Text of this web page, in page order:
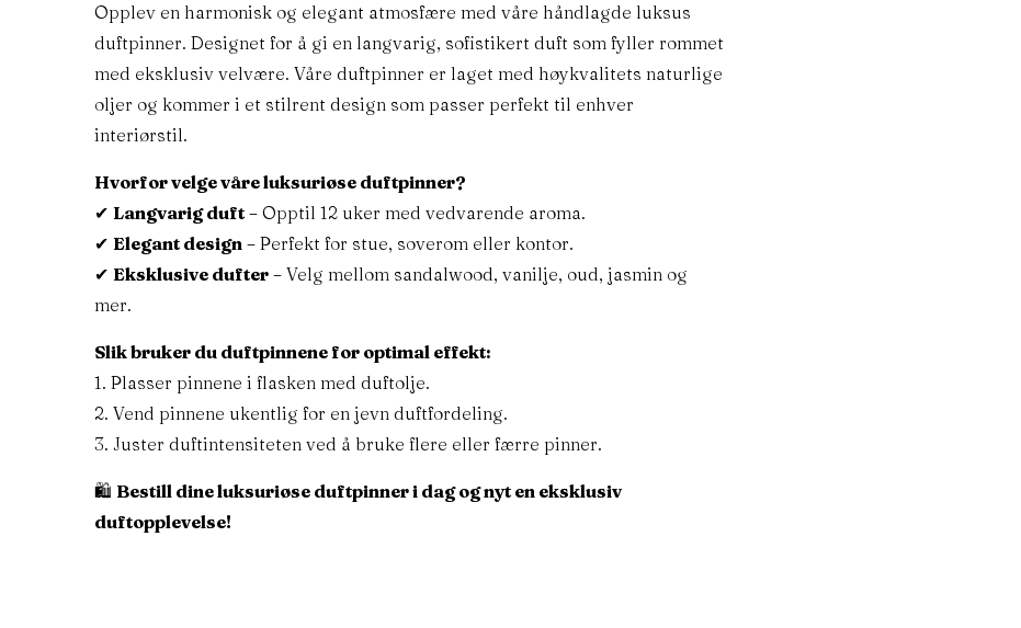
Opplev en harmonisk og elegant atmosfære med våre håndlagde luksus
duftpinner. Designet for å gi en langvarig, sofistikert duft som fyller rommet
med eksklusiv velvære. Våre duftpinner er laget med høykvalitets naturlige
oljer og kommer i et stilrent design som passer perfekt til enhver
interiørstil.
Hvorfor velge våre luksuriøse duftpinner?
✔ Langvarig duft – Opptil 12 uker med vedvarende aroma.
✔ Elegant design – Perfekt for stue, soverom eller kontor.
✔ Eksklusive dufter – Velg mellom sandalwood, vanilje, oud, jasmin og
mer.
Slik bruker du duftpinnene for optimal effekt:
1. Plasser pinnene i flasken med duftolje.
2. Vend pinnene ukentlig for en jevn duftfordeling.
3. Juster duftintensiteten ved å bruke flere eller færre pinner.
🛍 Bestill dine luksuriøse duftpinner i dag og nyt en eksklusiv
duftopplevelse!
Kontakt oss
Glommengata 5, 2211, Kongsvinger
Støvkost.no AS Org.nr. 828 034 472
E-post:post@vemba.no
Telefonnummer:
Duftlys
Duftspray
© 2026 Design By Ovanap | All Rights Reserved | Vemba.no